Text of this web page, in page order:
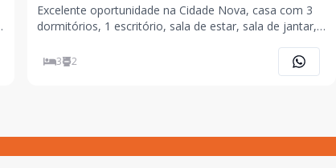
Excelente oportunidade na Cidade Nova, casa com 3
dormitórios, 1 escritório, sala de estar, sala de jantar,
coberta para 1 carro.
3 2